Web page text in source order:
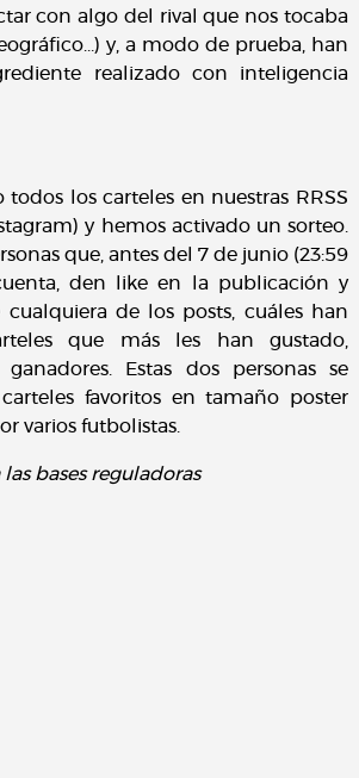
con algo del rival que nos tocaba
y, a modo de prueba, han
realizado con inteligencia
los carteles en nuestras RRSS
y hemos activado un sorteo.
que, antes del 7 de junio (23:59
den like en la publicación y
cualquiera de los posts, cuáles han
que más les han gustado,
Estas dos personas se
carteles favoritos en tamaño poster
varios futbolistas.
las bases reguladoras